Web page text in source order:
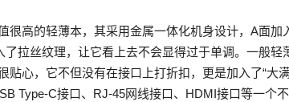
很高的轻薄本，其采用金属一体化机身设计，A面加
了拉丝纹理，让它看上去不会显得过于单调。一般轻
贴心，它不但没有在接口上打折扣，更是加入了“大
Type-C接口、RJ-45网线接口、HDMI接口等一个不